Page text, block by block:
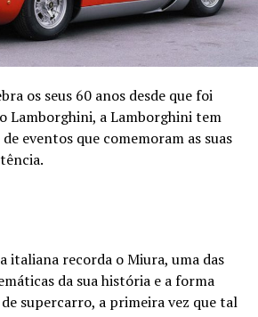
os seus 60 anos desde que foi
Lamborghini, a Lamborghini tem
eventos que comemoram as suas
italiana recorda o Miura, uma das
da sua história e a forma
supercarro, a primeira vez que tal